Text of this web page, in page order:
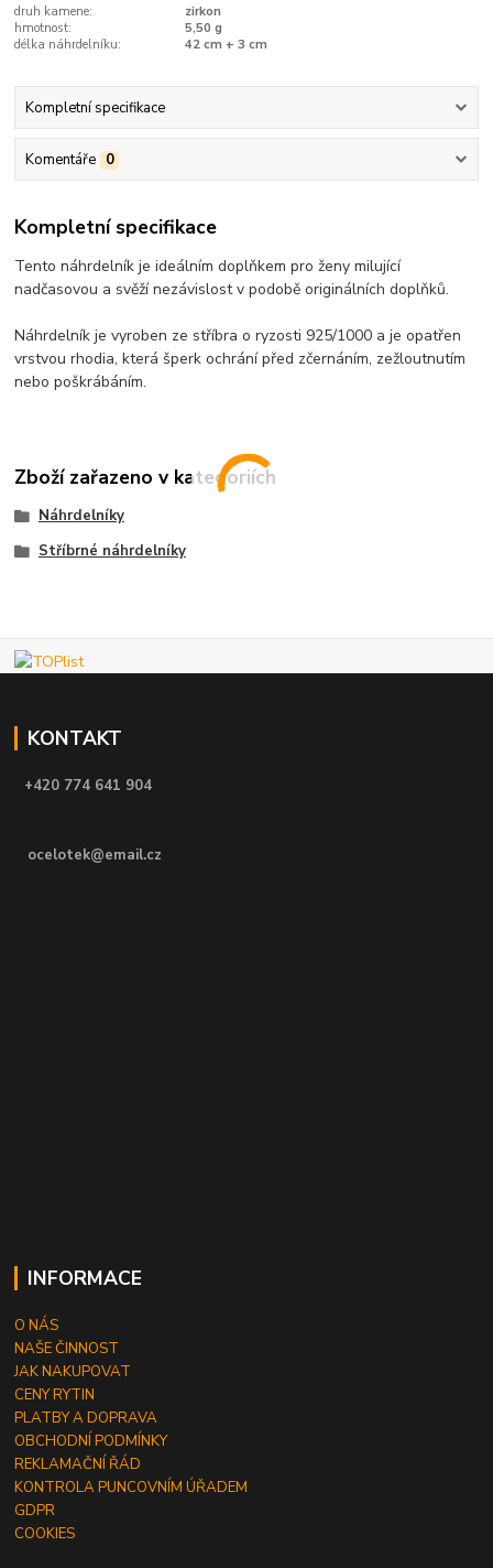
druh kamene:
zirkon
hmotnost:
5,50 g
délka náhrdelníku:
42 cm + 3 cm
Kompletní specifikace
Komentáře 0
Kompletní specifikace
Tento náhrdelník je ideálním doplňkem pro ženy milující
nadčasovou a svěží nezávislost v podobě originálních doplňků.
Náhrdelník je vyroben ze stříbra o ryzosti 925/1000 a je opatřen
vrstvou rhodia, která šperk ochrání před zčernáním, zežloutnutím
nebo poškrábáním.
Zboží zařazeno v kategoriích
Náhrdelníky
Stříbrné náhrdelníky
KONTAKT
+420 774 641 904
ocelotek@email.cz
INFORMACE
O NÁS
NAŠE ČINNOST
JAK NAKUPOVAT
CENY RYTIN
PLATBY A DOPRAVA
OBCHODNÍ PODMÍNKY
REKLAMAČNÍ ŘÁD
KONTROLA PUNCOVNÍM ÚŘADEM
GDPR
COOKIES